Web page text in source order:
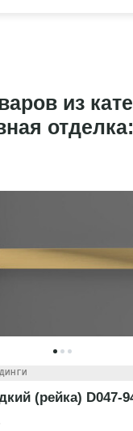
из
отделка:
(рейка) D047-